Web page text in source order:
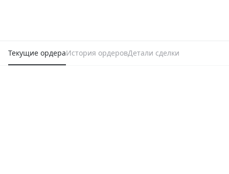
Текущие ордераИстория ордеровДетали сделки